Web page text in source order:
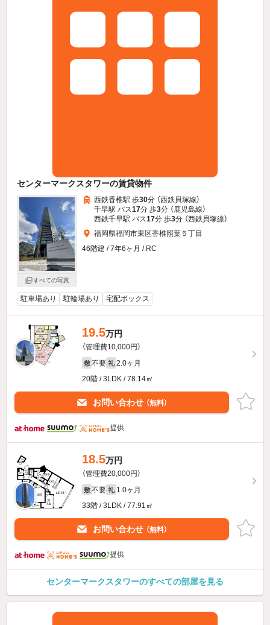
センターマークスタワーの賃貸物件
すべての写真
西鉄香椎駅 歩30分 （西鉄貝塚線）
千早駅 バス17分 歩3分 （鹿児島線）
西鉄千早駅 バス17分 歩3分 （西鉄貝塚線）
福岡県福岡市東区香椎照葉５丁目
46階建 / 7年6ヶ月 / RC
駐車場あり 駐輪場あり 宅配ボックス
19.5万円
（管理費10,000円）
敷 不要 礼 2.0ヶ月
20階 / 3LDK / 78.14㎡
お問い合わせ （無料）
提供
18.5万円
（管理費20,000円）
敷 不要 礼 1.0ヶ月
33階 / 3LDK / 77.91㎡
お問い合わせ （無料）
提供
センターマークスタワーのすべての部屋を見る